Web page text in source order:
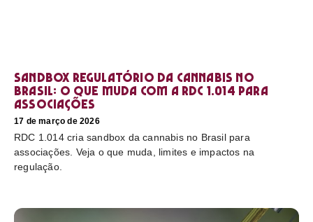
Sandbox regulatório da cannabis no
Brasil: o que muda com a RDC 1.014 para
associações
17 de março de 2026
RDC 1.014 cria sandbox da cannabis no Brasil para
associações. Veja o que muda, limites e impactos na
regulação.